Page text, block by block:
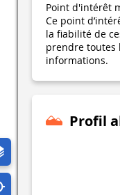
Point d'intérêt
Ce point
la fiabilité de
prendre toutes
informations.
Profil